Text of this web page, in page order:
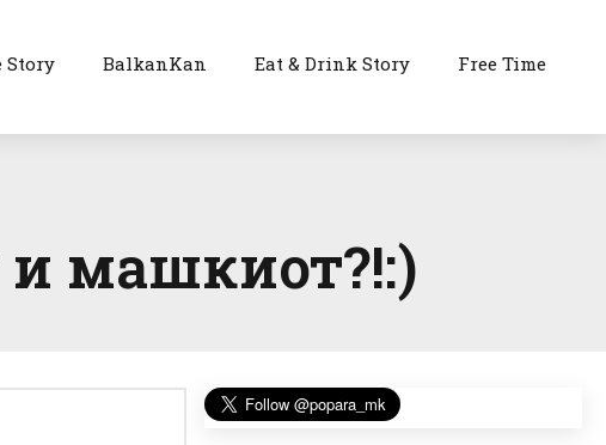
Story BalkanKan Eat & Drink Story Free Time
машкиот?!:)